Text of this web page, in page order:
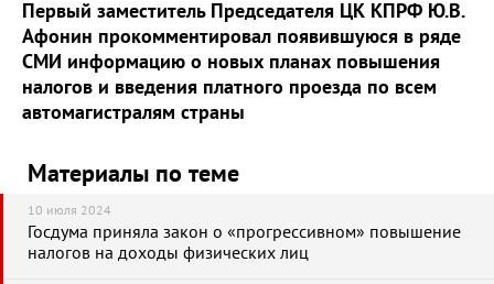
Первый заместитель Председателя ЦК КПРФ Ю.В.
Афонин прокомментировал появившуюся в ряде
СМИ информацию о новых планах повышения
налогов и введения платного проезда по всем
автомагистралям страны
Материалы по теме
10 июля 2024
Госдума приняла закон о «прогрессивном» повышение
налогов на доходы физических лиц